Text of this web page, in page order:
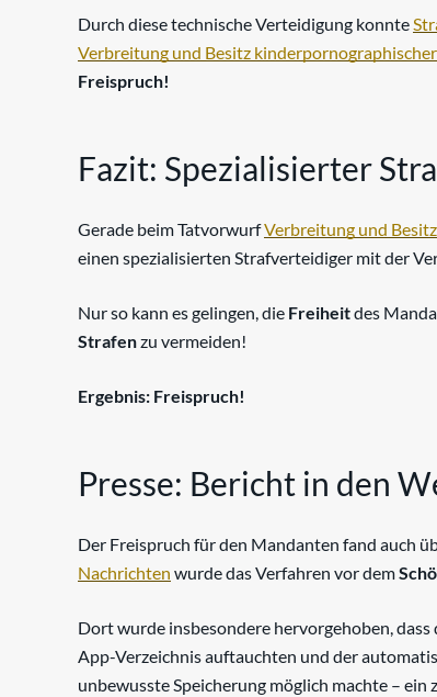
Durch diese technische Verteidigung konnte
Verbreitung und Besitz
Freispruch!
Fazit: Spezialisierter
Gerade beim TatvorwurfVerbreitung und
einen spezialisierten Strafverteidiger mit der
Nur so kann es gelingen, die Freiheitdes
Strafenzu vermeiden!
Ergebnis: Freispruch!
Presse: Bericht in den
Der Freispruch für den Mandanten fand auch
Nachrichten wurde das Verfahren vor dem
Dort wurde insbesondere hervorgehoben,
App-Verzeichnis auftauchten und der
unbewusste Speicherung möglich machte –